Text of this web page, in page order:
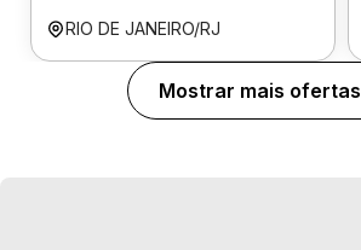
RIO DE JANEIRO/RJ
Mostrar mais ofertas